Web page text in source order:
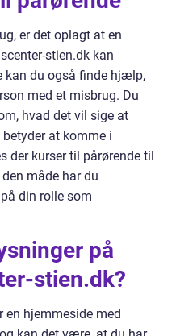
er det oplagt at en
stien.dk kan
kan du også finde hjælp,
med et misbrug. Du
hvad det vil sige at
at komme i
der kurser til pårørende til
måde har du
din rolle som
på
stien.dk?
en hjemmeside med